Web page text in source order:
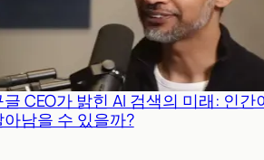
글 CEO가 밝힌 AI 검색의 미래: 인간
아남을 수 있을까?